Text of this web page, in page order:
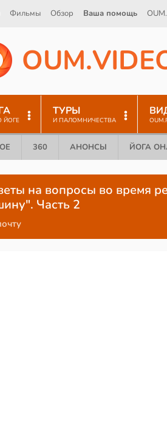
Фильмы Обзор Ваша помощь
OUM.VIDE
ЙОГЕ
ТУРЫ
И ПАЛОМНИЧЕСТВА
360 АНОНСЫ ЙОГА
на вопросы во время
Часть 2